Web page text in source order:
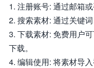
1. 注册账号: 通过邮箱
2. 搜索素材: 通过关键
3. 下载素材: 免费用户
下载。
4. 编辑使用: 将素材导